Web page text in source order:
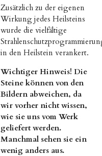
Zusätzlich zu der eigenen
Wirkung jedes Heilsteins
wurde die vielfältige
in den Heilstein verankert.
Wichtiger Hinweis! Die
Steine können von den
Bildern abweichen, da
wir vorher nicht wissen,
wie sie uns vom Werk
geliefert werden.
Manchmal sehen sie ein
wenig anders aus.